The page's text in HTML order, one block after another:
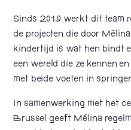
Sinds 2019 werkt dit team
de projecten die door
kindertijd is wat hen bindt
een wereld die ze kennen
met beide voeten in
In samenwerking met het
Brussel geeft Mélina